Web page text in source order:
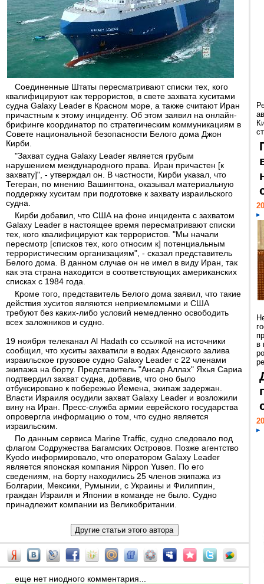
Соединенные Штаты пересматривают списки тех, кого
квалифицируют как террористов, в свете захвата хуситами
судна Galaxy Leader в Красном море, а также считают Иран
причастным к этому инциденту. Об этом заявил на онлайн-
брифинге координатор по стратегическим коммуникациям в
Совете национальной безопасности Белого дома Джон
Кирби.
"Захват судна Galaxy Leader является грубым
нарушением международного права. Иран причастен [к
захвату]", - утверждал он. В частности, Кирби указал, что
Тегеран, по мнению Вашингтона, оказывал материальную
поддержку хуситам при подготовке к захвату израильского
судна.
Кирби добавил, что США на фоне инцидента с захватом
Galaxy Leader в настоящее время пересматривают списки
тех, кого квалифицируют как террористов. "Мы начали
пересмотр [списков тех, кого относим к] потенциальным
террористическим организациям", - сказал представитель
Белого дома. В данном случае он не имел в виду Иран, так
как эта страна находится в соответствующих американских
списках с 1984 года.
Кроме того, представитель Белого дома заявил, что такие
действия хуситов являются неприемлемыми и США
требуют без каких-либо условий немедленно освободить
всех заложников и судно.
19 ноября телеканал Al Hadath со ссылкой на источники
сообщил, что хуситы захватили в водах Аденского залива
израильское грузовое судно Galaxy Leader с 22 членами
экипажа на борту. Представитель "Ансар Аллах" Яхья Сариа
подтвердил захват судна, добавив, что оно было
отбуксировано к побережью Йемена, экипаж задержан.
Власти Израиля осудили захват Galaxy Leader и возложили
вину на Иран. Пресс-служба армии еврейского государства
опровергла информацию о том, что судно является
израильским.
По данным сервиса Marine Traffic, судно следовало под
флагом Содружества Багамских Островов. Позже агентство
Kyodo информировало, что оператором Galaxy Leader
является японская компания Nippon Yusen. По его
сведениям, на борту находились 25 членов экипажа из
Болгарии, Мексики, Румынии, с Украины и Филиппин,
граждан Израиля и Японии в команде не было. Судно
принадлежит компании из Великобритании.
еще нет ниодного комментария...
в